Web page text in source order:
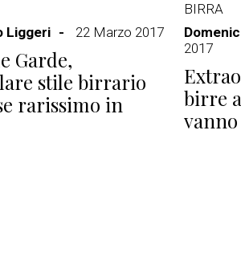
Liggeri
22 Marzo 2017
Garde,
stile birrario
rarissimo in
BIRRA
2017
birre